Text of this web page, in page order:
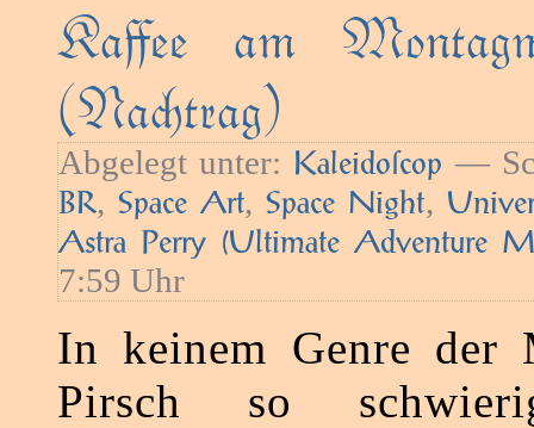
Kaﬀee am
(Natrag)
Abgelegt unter: Kaleidoſcop —
BR,Space Art,Space Night,
Astra Perry (Ultimate Adventure
7:59 Uhr
In keinem Genre der
Pirsch so